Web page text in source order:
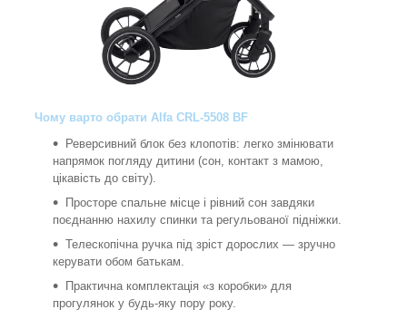
Чому варто обрати Alfa CRL-5508 BF
Реверсивний блок без клопотів: легко змінювати
напрямок погляду дитини (сон, контакт з мамою,
цікавість до світу).
Просторе спальне місце і рівний сон завдяки
поєднанню нахилу спинки та регульованої підніжки.
Телескопічна ручка під зріст дорослих — зручно
керувати обом батькам.
Практична комплектація «з коробки» для
прогулянок у будь-яку пору року.